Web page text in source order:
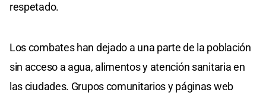
respetado.
Los combates han dejado a una parte de la población
sin acceso a agua, alimentos y atención sanitaria en
las ciudades. Grupos comunitarios y páginas web